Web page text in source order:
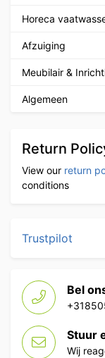
Horeca
Afzuiging
Meubilair &
Algemeen
Return
View our return
conditions
Trustpilot
Bel
Stuur
Wij